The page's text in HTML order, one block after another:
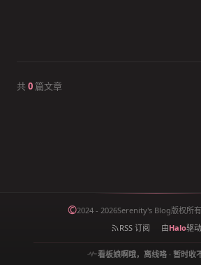
共0 篇文章
©2024 - 2026Serenity's Blog版权所有
RSS 订阅
由Halo驱动
看板娘啊哦，离线咯 · 暂时收